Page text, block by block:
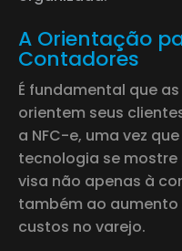
A Orientação
Contadores
É fundamental que
orientem seus
a NFC-e, uma vez
tecnologia se mostre
visa não apenas à
também ao
custos no varejo.